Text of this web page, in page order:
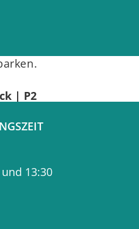
| P2
| P9
Euro pro
und 13:30